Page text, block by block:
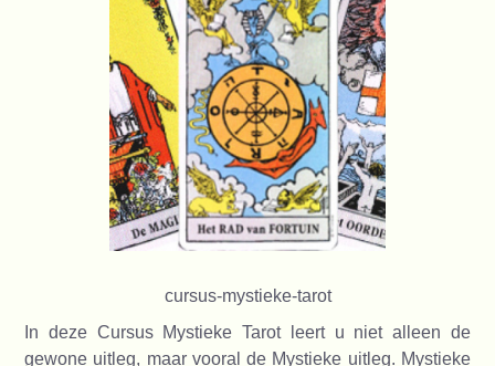
cursus-mystieke-tarot
In deze Cursus Mystieke Tarot leert u niet alleen de
gewone uitleg, maar vooral de Mystieke uitleg. Mystieke